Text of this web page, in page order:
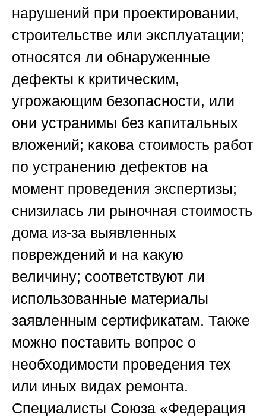
нарушений при проектировании,
строительстве или эксплуатации;
относятся ли обнаруженные
дефекты к критическим,
угрожающим безопасности, или
они устранимы без капитальных
вложений; какова стоимость работ
по устранению дефектов на
момент проведения экспертизы;
снизилась ли рыночная стоимость
дома из-за выявленных
повреждений и на какую
величину; соответствуют ли
использованные материалы
заявленным сертификатам. Также
можно поставить вопрос о
необходимости проведения тех
или иных видах ремонта.
Специалисты Союза «Федерация